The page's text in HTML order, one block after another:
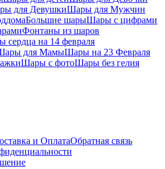
для ДевушкиШары для Мужчин
Большие шарыШары с цифрами
Фонтаны из шаров
сердца на 14 февраля
для МамыШары на 23 Февраля
Шары с фотоШары без гелия
и ОплатаОбратная связь